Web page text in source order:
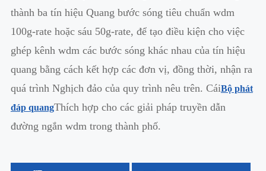
thành ba tín hiệu Quang bước sóng tiêu chuẩn wdm
100g-rate hoặc sáu 50g-rate, để tạo điều kiện cho việc
ghép kênh wdm các bước sóng khác nhau của tín hiệu
quang bằng cách kết hợp các đơn vị, đồng thời, nhận ra
quá trình Nghịch đảo của quy trình nêu trên. CáiBộ phát
đáp quangThích hợp cho các giải pháp truyền dẫn
đường ngắn wdm trong thành phố.